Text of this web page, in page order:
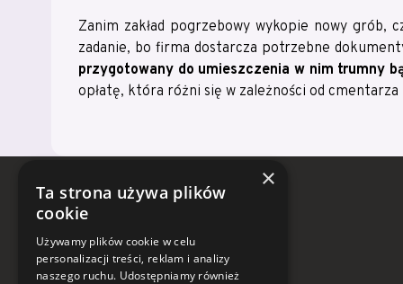
Zanim zakład pogrzebowy wykopie nowy grób,
zadanie, bo firma dostarcza potrzebne
przygotowany do umieszczenia w nim trumny
opłatę, która różni się w zależności od
ul. Warszawska:
+48604539606
×
Ta strona używa plików
cookie
Używamy plików cookie w celu
personalizacji treści, reklam i analizy
naszego ruchu. Udostępniamy również